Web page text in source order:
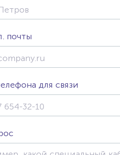
почты
для связи